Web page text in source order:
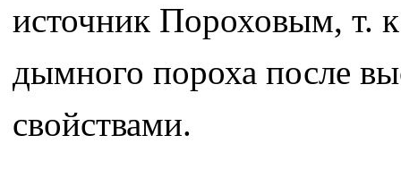
источник Пороховым, т.
дымного пороха после
свойствами.